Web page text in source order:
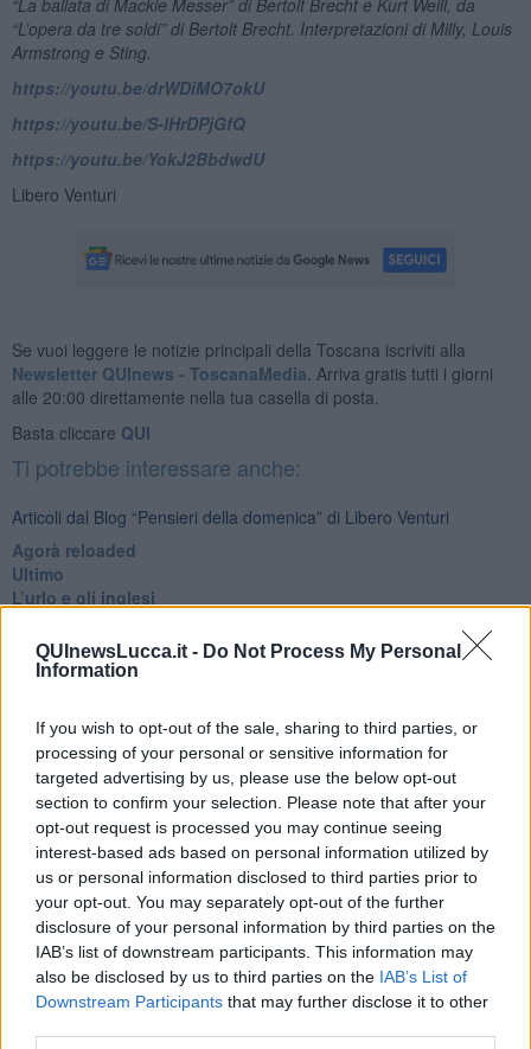
QUInewsLucca.it - Do Not Process My Personal
Information
If you wish to opt-out of the sale, sharing to third parties, or
processing of your personal or sensitive information for
targeted advertising by us, please use the below opt-out
section to confirm your selection. Please note that after your
opt-out request is processed you may continue seeing
interest-based ads based on personal information utilized by
us or personal information disclosed to third parties prior to
your opt-out. You may separately opt-out of the further
disclosure of your personal information by third parties on the
IAB’s list of downstream participants. This information may
also be disclosed by us to third parties on the IAB’s List of
Downstream Participants that may further disclose it to other
“L’opera da tre soldi” di Bertolt Brecht. Interpretazioni di Milly, Louis
Armstrong e Sting.
https://youtu.be/drWDiMO7okU
https://youtu.be/S-lHrDPjGfQ
https://youtu.be/YokJ2BbdwdU
Libero Venturi
Se vuoi leggere le notizie principali della Toscana iscriviti alla
Newsletter QUInews - ToscanaMedia. Arriva gratis tutti i giorni
alle 20:00 direttamente nella tua casella di posta.
Basta cliccare QUI
Ti potrebbe interessare anche:
Articoli dal Blog “Pensieri della domenica” di Libero Venturi
​Agorà reloaded
Ultimo
​L’urlo e gli inglesi
Può darsi
Europei
​Il Giro
Insopportabile
​Mentre
Luana
​Ci vuole Fedez
​Cronaca di un vaccino annunciato
​Liberazione
Esternazioni
Vaxzevria
Nazionali
​Ricorrenze e celebrazioni
Marte